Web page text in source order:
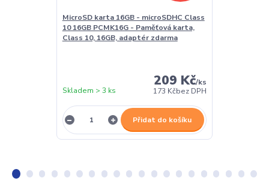
MicroSD karta 16GB - microSDHC Class
10 16GB PCMK16G - Paměťová karta,
Class 10, 16GB, adaptér zdarma
209 Kč/ks
173 Kčbez DPH
Skladem > 3 ks
Přidat do košíku